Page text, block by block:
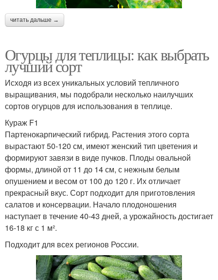
читать дальше →
Огурцы для теплицы: как выбрать
лучший сорт
Исходя из всех уникальных условий тепличного
выращивания, мы подобрали несколько наилучших
сортов огурцов для использования в теплице.
Кураж F1
Партенокарпический гибрид. Растения этого сорта
вырастают 50-120 см, имеют женский тип цветения и
формируют завязи в виде пучков. Плоды овальной
формы, длиной от 11 до 14 см, с нежным белым
опушением и весом от 100 до 120 г. Их отличает
прекрасный вкус. Сорт подходит для приготовления
салатов и консервации. Начало плодоношения
наступает в течение 40-43 дней, а урожайность достигает
16-18 кг с 1 м².
Подходит для всех регионов России.